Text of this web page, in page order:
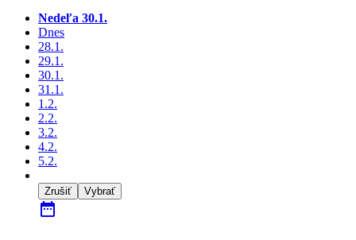
Nedeľa 30.1.
Dnes
28.1.
29.1.
30.1.
31.1.
1.2.
2.2.
3.2.
4.2.
5.2.
Zrušiť Vybrať
date_range